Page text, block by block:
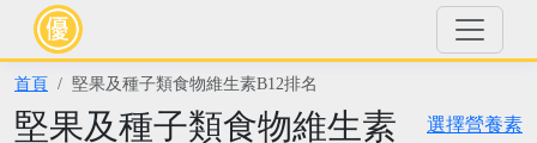
首頁 堅果及種子類食物維生素B12排名
選擇營養素
堅果及種子類食物維生素